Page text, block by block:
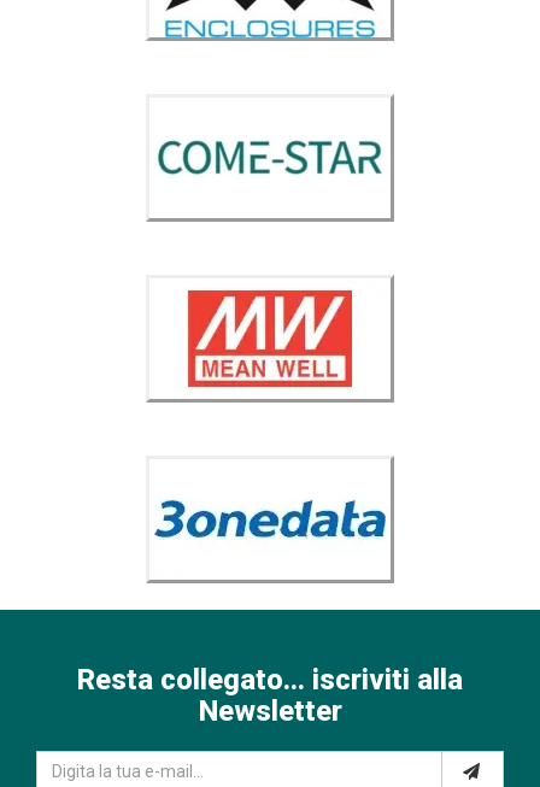
Resta collegato... iscriviti alla
Newsletter